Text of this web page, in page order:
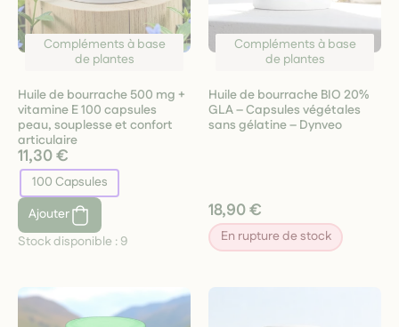
Compléments à base
de plantes
Huile de bourrache 500 mg +
vitamine E 100 capsules
peau, souplesse et confort
articulaire
11,30 €
100 Capsules
Ajouter
Stock disponible : 9
Compléments à base
de plantes
Huile de bourrache BIO 20%
GLA – Capsules végétales
sans gélatine – Dynveo
18,90 €
En rupture de stock